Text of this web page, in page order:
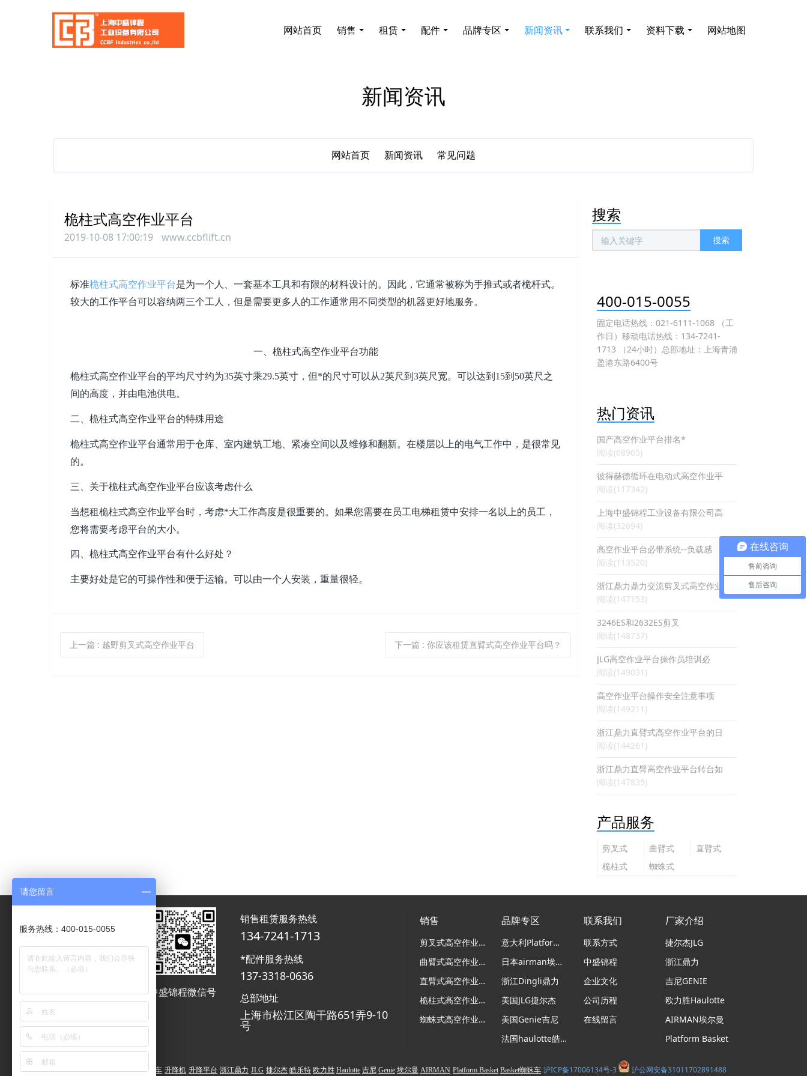
网站首页 销售 租赁 配件 品牌专区 新闻资讯 联系我们 资料下载 网站地图
新闻资讯
网站首页 新闻资讯 常见问题
桅柱式高空作业平台
2019-10-08 17:00:19 www.ccbflift.cn
标准桅柱式高空作业平台是为一个人、一套基本工具和有限的材料设计的。因此，它通常被称为手推式或者桅杆式。
较大的工作平台可以容纳两三个工人，但是需要更多人的工作通常用不同类型的机器更好地服务。
一、桅柱式高空作业平台功能
桅柱式高空作业平台的平均尺寸约为35英寸乘29.5英寸，但*的尺寸可以从2英尺到3英尺宽。可以达到15到50英尺之
间的高度，并由电池供电。
二、桅柱式高空作业平台的特殊用途
桅柱式高空作业平台通常用于仓库、室内建筑工地、紧凑空间以及维修和翻新。在楼层以上的电气工作中，是很常见
的。
三、关于桅柱式高空作业平台应该考虑什么
当想租桅柱式高空作业平台时，考虑*大工作高度是很重要的。如果您需要在员工电梯租赁中安排一名以上的员工，
您将需要考虑平台的大小。
四、桅柱式高空作业平台有什么好处？
主要好处是它的可操作性和便于运输。可以由一个人安装，重量很轻。
上一篇 : 越野剪叉式高空作业平台 下一篇 : 你应该租赁直臂式高空作业平台吗？
搜索
搜索
400-015-0055
固定电话热线：021-6111-1068 （工
作日）移动电话热线：134-7241-
1713 （24小时）总部地址：上海青浦
盈港东路6400号
热门资讯
国产高空作业平台排名*
阅读(68965)
彼得赫德循环在电动式高空作业平
阅读(117342)
上海中盛锦程工业设备有限公司高
阅读(32694)
高空作业平台必带系统--负载感
阅读(113520)
浙江鼎力鼎力交流剪叉式高空作业
阅读(147153)
3246ES和2632ES剪叉
阅读(148737)
JLG高空作业平台操作员培训必
阅读(149031)
高空作业平台操作安全注意事项
阅读(149211)
浙江鼎力直臂式高空作业平台的日
阅读(144261)
浙江鼎力直臂高空作业平台转台如
阅读(147835)
产品服务
剪叉式
高空作
业平台
曲臂式
高空作
业平台
直臂式
桅柱式
业平台
蜘蛛式
业平台
中盛锦程微信号 中盛锦程微信号
销售租赁服务热线
134-7241-1713
*配件服务热线
137-3318-0636
总部地址
上海市松江区陶干路651弄9-10
号
销售
剪叉式高空作业平台
曲臂式高空作业平台
直臂式高空作业平台
桅柱式高空作业平台
蜘蛛式高空作业平台
品牌专区
意大利Platform Basket蜘蛛车
日本airman埃尔曼
浙江Dingli鼎力
美国JLG捷尔杰
美国Genie吉尼
法国haulotte皓乐特
联系我们
联系方式
中盛锦程
企业文化
公司历程
在线留言
厂家介绍
捷尔杰JLG
浙江鼎力
吉尼GENIE
欧力胜Haulotte
AIRMAN埃尔曼
Platform Basket
高空作业平台 高空作业车 升降机 升降平台 浙江鼎力 JLG 捷尔杰 皓乐特 欧力胜 Haulotte 吉尼 Genie 埃尔曼 AIRMAN Platform Basket Basket蜘蛛车 沪ICP备17006134号-3 沪公网安备31011702891488
在线咨询
售前咨询
售后咨询
请您留言
服务热线：400-015-0055